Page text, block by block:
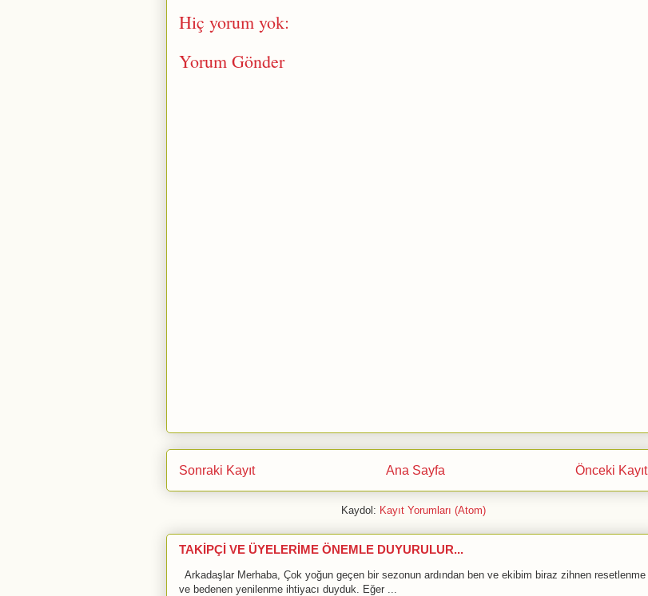
Hiç yorum yok:
Yorum Gönder
Sonraki Kayıt Önceki Kayıt
Ana Sayfa
Kaydol: Kayıt Yorumları (Atom)
TAKİPÇİ VE ÜYELERİME ÖNEMLE DUYURULUR...
Arkadaşlar Merhaba, Çok yoğun geçen bir sezonun ardından ben ve ekibim biraz zihnen resetlenme
ve bedenen yenilenme ihtiyacı duyduk. Eğer ...